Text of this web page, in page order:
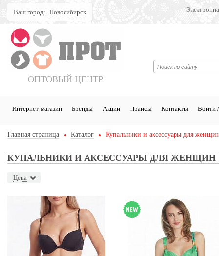
Ваш город: Новосибирск
ОПТОВЫЙ ЦЕНТР
Интернет-магазин Бренды Акции Прайсы Контакты Войти /
Главная страница Каталог Купальники и аксессуары для
КУПАЛЬНИКИ И АКСЕССУАРЫ ДЛЯ ЖЕНЩИН
Цена